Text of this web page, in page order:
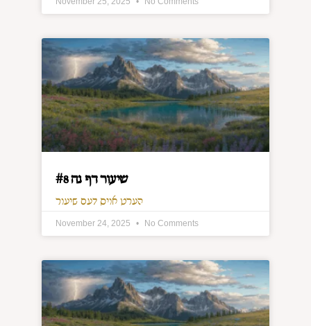
שיעור דף נה #8
הערט אויס דעם שיעור
November 24, 2025 No Comments